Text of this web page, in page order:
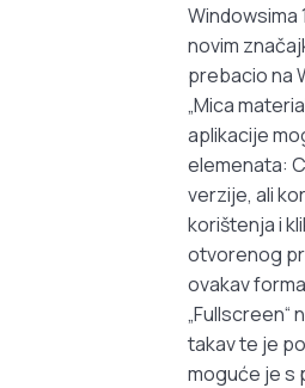
Windowsima
novim
prebacio na
„Mica
aplikacije
elemenata:
verzije, ali
korištenja i
otvorenog
ovakav
takav te je
moguće je s